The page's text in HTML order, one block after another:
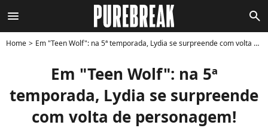
menu search
Home Em "Teen Wolf": na 5ª temporada, Lydia se surpreende com volta de personagem!
Em "Teen Wolf": na 5ª
temporada, Lydia se surpreende
com volta de personagem!